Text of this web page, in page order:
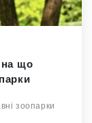
на що
зоопарки